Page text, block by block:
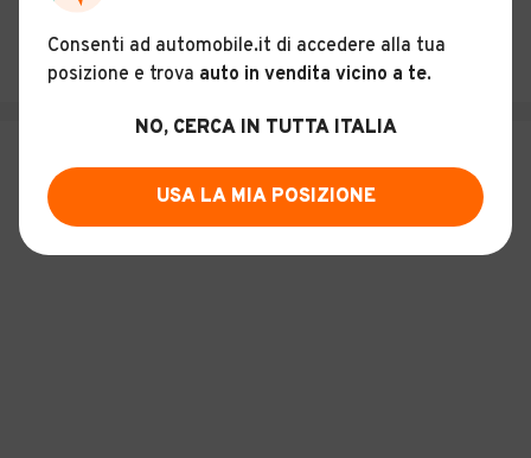
SALVA RICERCA
Consenti ad automobile.it di accedere alla tua
posizione e trova auto in vendita vicino a te.
NO, CERCA IN TUTTA ITALIA
USA LA MIA POSIZIONE